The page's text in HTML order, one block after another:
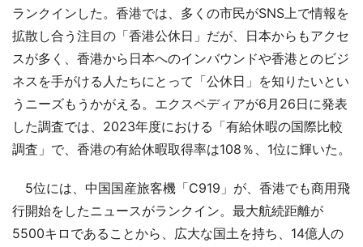
ランクインした。香港では、多くの市民がSNS上で情報を
拡散し合う注目の「香港公休日」だが、日本からもアクセ
スが多く、香港から日本へのインバウンドや香港とのビジ
ネスを手がける人たちにとって「公休日」を知りたいとい
うニーズもうかがえる。エクスペディアが6月26日に発表
した調査では、2023年度における「有給休暇の国際比較
調査」で、香港の有給休暇取得率は108％、1位に輝いた。
5位には、中国国産旅客機「C919」が、香港でも商用飛
行開始をしたニュースがランクイン。最大航続距離が
5500キロであることから、広大な国土を持ち、14億人の